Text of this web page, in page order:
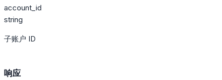
account_id
string
子账户 ID
响应